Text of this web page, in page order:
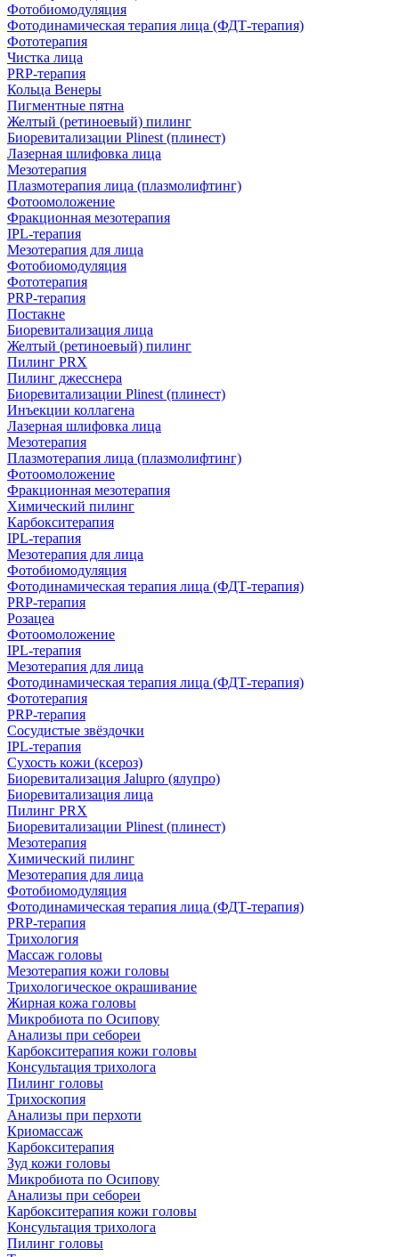
Фотобиомодуляция
Фотодинамическая терапия лица (ФДТ-терапия)
Фототерапия
Чистка лица
PRP-терапия
Кольца Венеры
Пигментные пятна
Желтый (ретиноевый) пилинг
Биоревитализации Plinest (плинест)
Лазерная шлифовка лица
Мезотерапия
Плазмотерапия лица (плазмолифтинг)
Фотоомоложение
Фракционная мезотерапия
IPL‑терапия
Мезотерапия для лица
Фотобиомодуляция
Фототерапия
PRP-терапия
Постакне
Биоревитализация лица
Желтый (ретиноевый) пилинг
Пилинг PRX
Пилинг джесснера
Биоревитализации Plinest (плинест)
Инъекции коллагена
Лазерная шлифовка лица
Мезотерапия
Плазмотерапия лица (плазмолифтинг)
Фотоомоложение
Фракционная мезотерапия
Химический пилинг
Карбокситерапия
IPL‑терапия
Мезотерапия для лица
Фотобиомодуляция
Фотодинамическая терапия лица (ФДТ-терапия)
PRP-терапия
Розацеа
Фотоомоложение
IPL‑терапия
Мезотерапия для лица
Фотодинамическая терапия лица (ФДТ-терапия)
Фототерапия
PRP-терапия
Сосудистые звёздочки
IPL‑терапия
Сухость кожи (ксероз)
Биоревитализация Jalupro (ялупро)
Биоревитализация лица
Пилинг PRX
Биоревитализации Plinest (плинест)
Мезотерапия
Химический пилинг
Мезотерапия для лица
Фотобиомодуляция
Фотодинамическая терапия лица (ФДТ-терапия)
PRP-терапия
Трихология
Массаж головы
Мезотерапия кожи головы
Трихологическое окрашивание
Жирная кожа головы
Микробиота по Осипову
Анализы при себореи
Карбокситерапия кожи головы
Консультация трихолога
Пилинг головы
Трихоскопия
Анализы при перхоти
Криомассаж
Карбокситерапия
Зуд кожи головы
Микробиота по Осипову
Анализы при себореи
Карбокситерапия кожи головы
Консультация трихолога
Пилинг головы